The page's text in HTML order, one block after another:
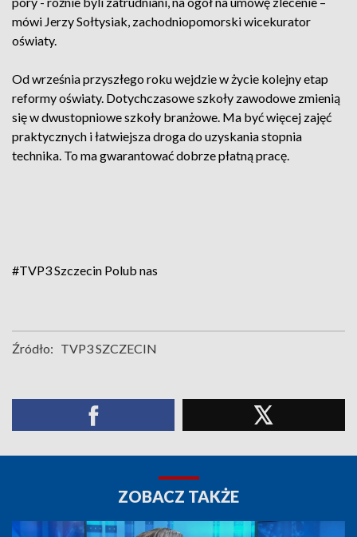
mówi Jerzy Sołtysiak, zachodniopomorski wicekurator
oświaty.
Od września przyszłego roku wejdzie w życie kolejny etap
reformy oświaty. Dotychczasowe szkoły zawodowe zmienią
się w dwustopniowe szkoły branżowe. Ma być więcej zajęć
praktycznych i łatwiejsza droga do uzyskania stopnia
technika. To ma gwarantować dobrze płatną pracę.
#TVP3 Szczecin Polub nas
Źródło: TVP3 SZCZECIN
ZOBACZ TAKŻE